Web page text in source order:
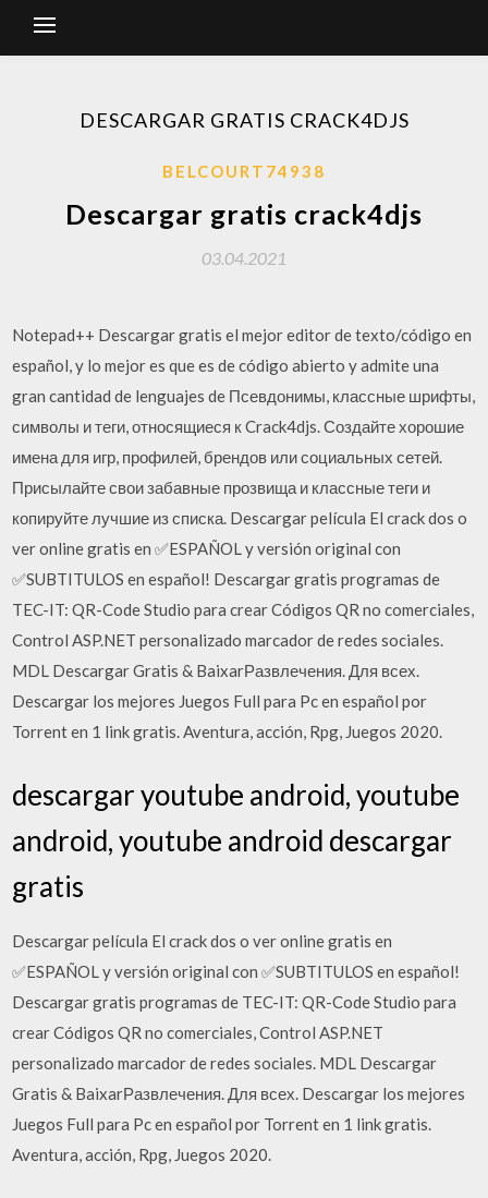
DESCARGAR GRATIS CRACK4DJS
BELCOURT74938
Descargar gratis crack4djs
03.04.2021
Notepad++ Descargar gratis el mejor editor de texto/código en
español, y lo mejor es que es de código abierto y admite una
gran cantidad de lenguajes de Псевдонимы, классные шрифты,
символы и теги, относящиеся к Crack4djs. Создайте хорошие
имена для игр, профилей, брендов или социальных сетей.
Присылайте свои забавные прозвища и классные теги и
копируйте лучшие из списка. Descargar película El crack dos o
ver online gratis en ✅ESPAÑOL y versión original con
✅SUBTITULOS en español! Descargar gratis programas de
TEC-IT: QR-Code Studio para crear Códigos QR no comerciales,
Control ASP.NET personalizado marcador de redes sociales.
MDL Descargar Gratis & BaixarРазвлечения. Для всех.
Descargar los mejores Juegos Full para Pc en español por
Torrent en 1 link gratis. Aventura, acción, Rpg, Juegos 2020.
descargar youtube android, youtube
android, youtube android descargar
gratis
Descargar película El crack dos o ver online gratis en
✅ESPAÑOL y versión original con ✅SUBTITULOS en español!
Descargar gratis programas de TEC-IT: QR-Code Studio para
crear Códigos QR no comerciales, Control ASP.NET
personalizado marcador de redes sociales. MDL Descargar
Gratis & BaixarРазвлечения. Для всех. Descargar los mejores
Juegos Full para Pc en español por Torrent en 1 link gratis.
Aventura, acción, Rpg, Juegos 2020.